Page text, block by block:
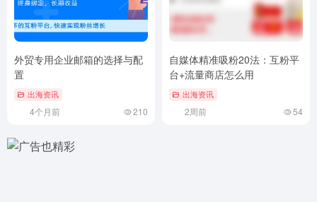
外贸专用企业邮箱的选择与配
置
出海资讯
4个月前 210
自媒体精准吸粉20法：互粉平
台+流量商店怎么用
出海资讯
2周前 54